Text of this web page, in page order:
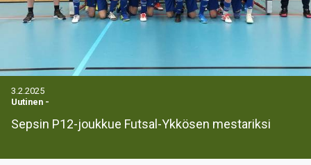
3.2.2025
Uutinen -
Sepsin P12-joukkue Futsal-Ykkösen mestariksi